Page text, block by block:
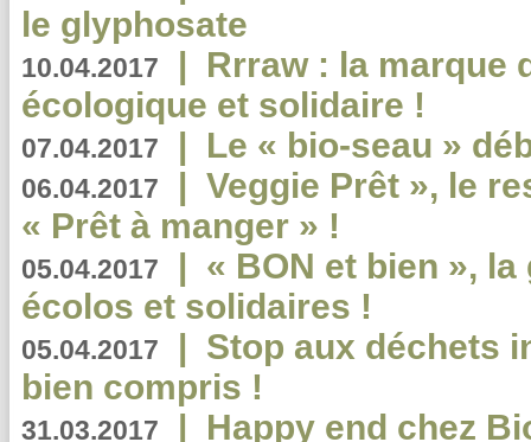
le glyphosate
10.04.2017 | Rrraw : la marque
écologique et solidaire !
07.04.2017 | Le « bio-seau »
06.04.2017 | Veggie Prêt », le
« Prêt à manger » !
05.04.2017 | « BON et bien »,
écolos et solidaires !
05.04.2017 | Stop aux déchets
bien compris !
31.03.2017 | Happy end chez